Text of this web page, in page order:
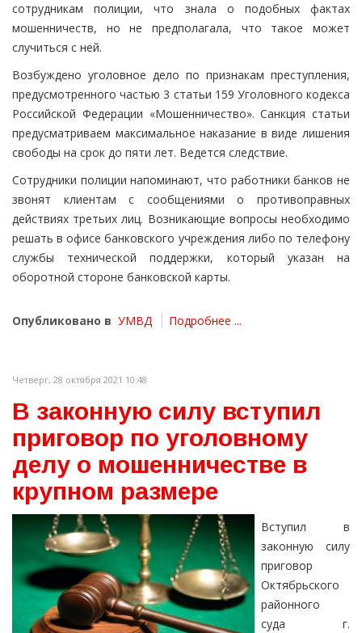
сотрудникам полиции, что знала о подобных фактах
мошенничеств, но не предполагала, что такое может
случиться с ней.
Возбуждено уголовное дело по признакам преступления,
предусмотренного частью 3 статьи 159 Уголовного кодекса
Российской Федерации «Мошенничество». Санкция статьи
предусматриваем максимальное наказание в виде лишения
свободы на срок до пяти лет. Ведется следствие.
Сотрудники полиции напоминают, что работники банков не
звонят клиентам с сообщениями о противоправных
действиях третьих лиц. Возникающие вопросы необходимо
решать в офисе банковского учреждения либо по телефону
службы технической поддержки, который указан на
оборотной стороне банковской карты.
Опубликовано в УМВД Подробнее ...
Четверг, 28 октября 2021 10:48
В законную силу вступил
приговор по уголовному
делу о мошенничестве в
крупном размере
Вступил в
законную силу
приговор
Октябрьского
районного
суда г.